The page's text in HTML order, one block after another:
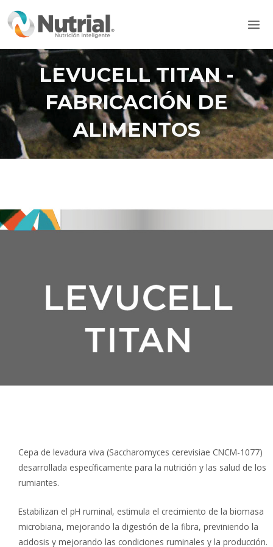
contenido
LEVUCELL TITAN -
FABRICACIÓN DE
ALIMENTOS
Cepa de levadura viva (Saccharomyces cerevisiae CNCM-1077)
desarrollada específicamente para la nutrición y las salud de los
rumiantes.
Estabilizan el pH ruminal, estimula el crecimiento de la biomasa
microbiana, mejorando la digestión de la fibra, previniendo la
acidosis y mejorando las condiciones ruminales y la producción.